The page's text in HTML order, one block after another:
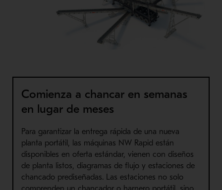
Comienza a chancar en semanas
en lugar de meses
Para garantizar la entrega rápida de una nueva
planta portátil, las máquinas NW Rapid están
disponibles en oferta estándar, vienen con diseños
de planta listos, diagramas de flujo y estaciones de
chancado prediseñadas. Las estaciones no solo